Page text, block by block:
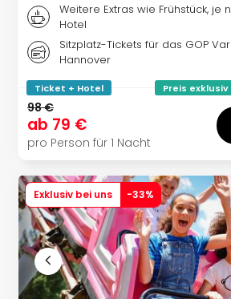
Weitere Extras wie Frühstück, je
Hotel
Sitzplatz-Tickets für das GOP
Hannover
Ticket + Hotel Preis
98 €
ab 79 €
pro Person für 1 Nacht
Exklusiv bei uns -33%